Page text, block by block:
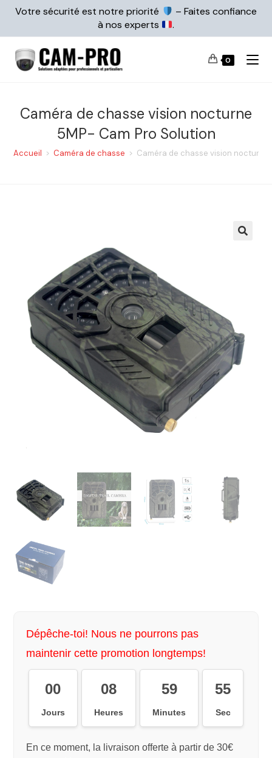
Votre sécurité est notre priorité
– Faites confiance
à nos experts
.
0
Caméra de chasse vision nocturne
5MP- Cam Pro Solution
Accueil > Caméra de chasse > Caméra de chasse vision nocturne
Dépêche-toi! Nous ne pourrons pas
maintenir cette promotion longtemps!
00
Jours
08
Heures
59
Minutes
54
Sec
En ce moment, la livraison offerte à partir de 30€